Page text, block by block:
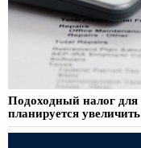
Подоходный налог
планируется